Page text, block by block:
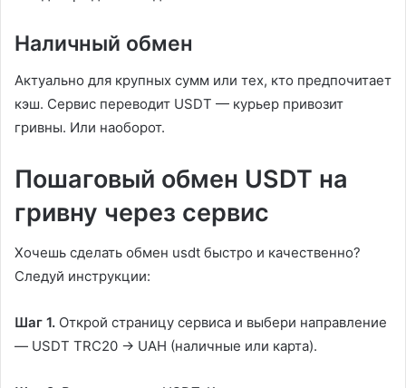
Наличный обмен
Актуально для крупных сумм или тех, кто предпочитает
кэш. Сервис переводит USDT — курьер привозит
гривны. Или наоборот.
Пошаговый обмен USDT на
гривну через сервис
Хочешь сделать обмен usdt быстро и качественно?
Следуй инструкции:
Шаг 1. Открой страницу сервиса и выбери направление
— USDT TRC20 → UAH (наличные или карта).